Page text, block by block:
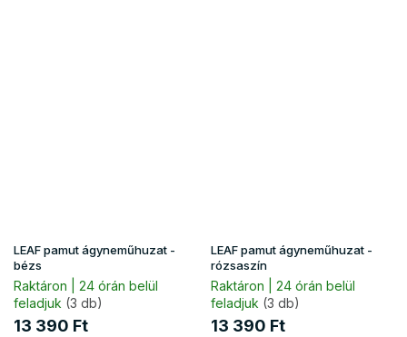
LEAF pamut ágyneműhuzat -
bézs
Raktáron | 24 órán belül
feladjuk (3 db)
13 390 Ft
LEAF pamut ágyneműhuzat -
rózsaszín
Raktáron | 24 órán belül
feladjuk (3 db)
13 390 Ft